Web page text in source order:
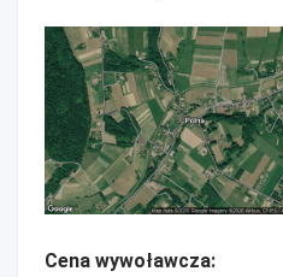
Cena wywoławcza: